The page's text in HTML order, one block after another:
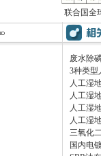
联合国全
废水除
3种类型
人工湿
人工湿
人工湿
人工湿
三氧化
国内电